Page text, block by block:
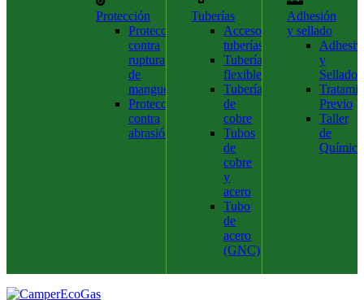
Protección
Protección
contra
ruptura
de
mangueras
Protección
contra
abrasión
Tuberías
Accesorios
tuberías
Tubería
flexible
Tubería
de
cobre
Tubos
de
cobre
y
acero
Tubo
de
acero
(GNC)
Adhesión
y sellado
y
Previo
Taller
de
Química